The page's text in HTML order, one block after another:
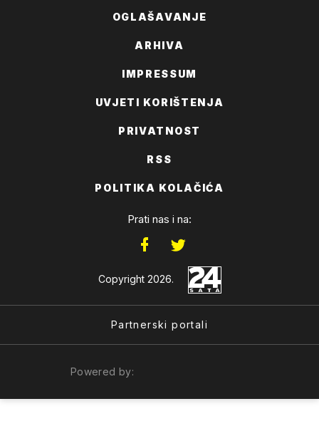
OGLAŠAVANJE
ARHIVA
IMPRESSUM
UVJETI KORIŠTENJA
PRIVATNOST
RSS
POLITIKA KOLAČIĆA
Prati nas i na:
Copyright 2026.
Partnerski portali
Powered by: